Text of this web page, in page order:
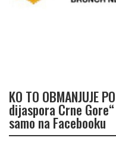
KO TO OBMANJUJE
dijaspora Crne
samo na Facebooku